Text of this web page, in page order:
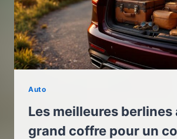
Auto
Les meilleures berlines
grand coffre pour un